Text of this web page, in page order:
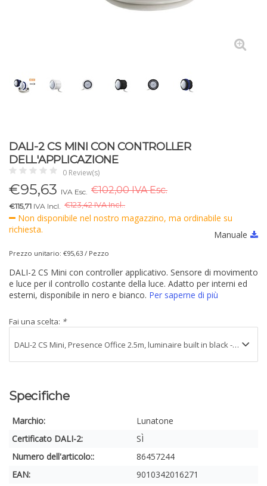
DALI-2 CS MINI CON CONTROLLER
DELL'APPLICAZIONE
0 Review(s)
€95,63 IVA Esc. €102,00 IVA Esc.
€115,71 IVA Incl. €123,42 IVA Incl..
Non disponibile nel nostro magazzino, ma ordinabile su
richiesta.
Manuale
Prezzo unitario: €95,63 / Pezzo
DALI-2 CS Mini con controller applicativo. Sensore di movimento
e luce per il controllo costante della luce. Adatto per interni ed
esterni, disponibile in nero e bianco. Per saperne di più
Fai una scelta: *
Specifiche
Marchio:
Lunatone
Certificato DALI-2:
SÌ
Numero dell'articolo::
86457244
EAN:
9010342016271